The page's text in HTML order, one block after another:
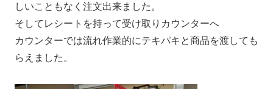
しいこともなく注文出来ました。
そしてレシートを持って受け取りカウンターへ
カウンターでは流れ作業的にテキパキと商品を渡しても
らえました。